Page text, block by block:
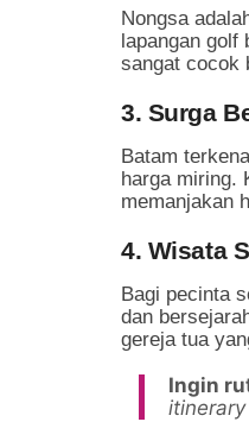
Nongsa
lapangan golf
sangat cocok
3. Surga
Batam
harga miring.
memanjakan
4. Wisata
Bagi pecinta
dan
gereja tua
Ingin
itinerary